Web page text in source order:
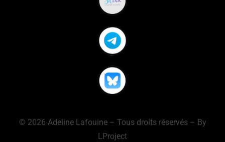
© 2026 Adeline Lafouine – Tous droits réservés – By
LProject